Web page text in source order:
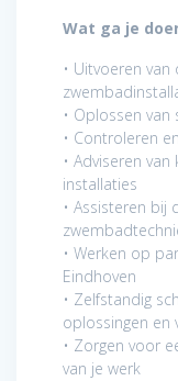
Wat ga je
• Uitvoeren
• Oplossen
• Controleren
• Adviseren
installaties
• Assisteren bij
• Werken op
Eindhoven
• Zelfstandig
oplossingen en
• Zorgen voor
van je werk